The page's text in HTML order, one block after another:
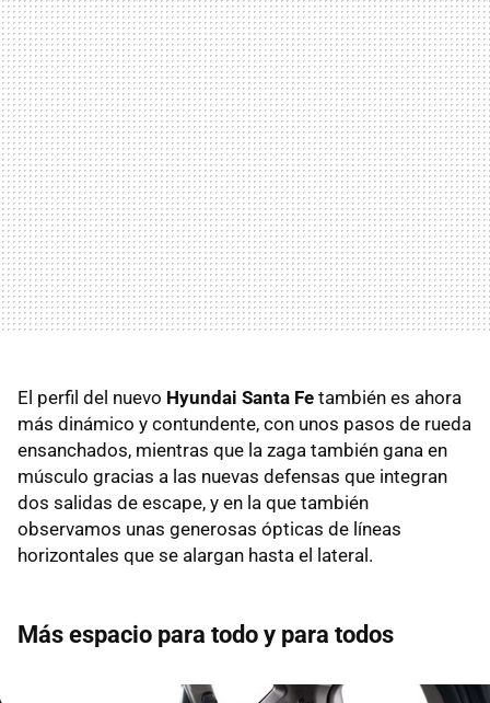
El perfil del nuevo Hyundai Santa Fe también es ahora
más dinámico y contundente, con unos pasos de rueda
ensanchados, mientras que la zaga también gana en
músculo gracias a las nuevas defensas que integran
dos salidas de escape, y en la que también
observamos unas generosas ópticas de líneas
horizontales que se alargan hasta el lateral.
Más espacio para todo y para todos